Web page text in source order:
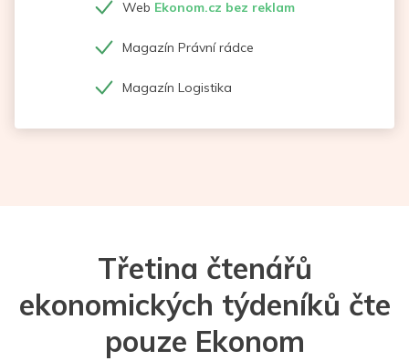
Web Ekonom.cz bez reklam
Magazín Právní rádce
Magazín Logistika
Třetina čtenářů
ekonomických týdeníků čte
pouze Ekonom